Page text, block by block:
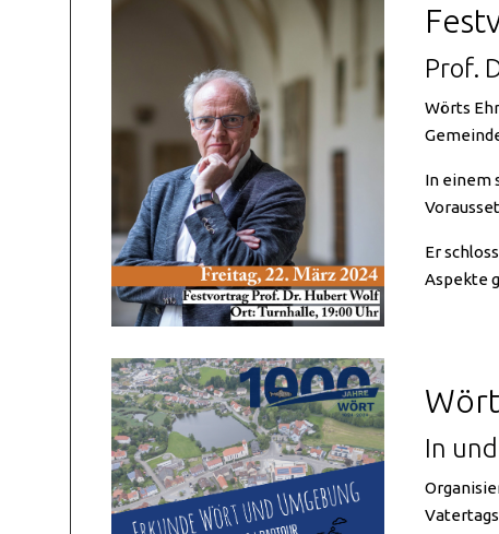
Prof.
Wörts
In einem
Er
Aspekte
In